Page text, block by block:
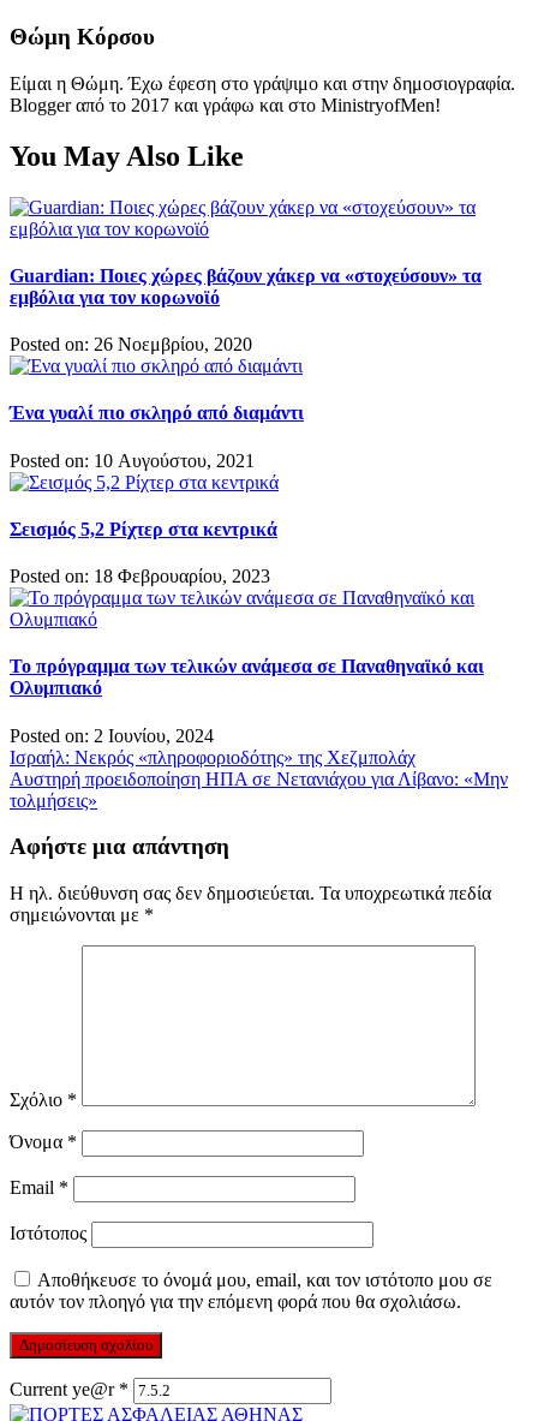
Θώμη Κόρσου
Είμαι η Θώμη. Έχω έφεση στο γράψιμο και στην δημοσιογραφία.
Blogger από το 2017 και γράφω και στο MinistryofMen!
You May Also Like
Guardian: Ποιες χώρες βάζουν χάκερ να «στοχεύσουν» τα
εμβόλια για τον κορωνοϊό
Posted on: 26 Νοεμβρίου, 2020
Ένα γυαλί πιο σκληρό από διαμάντι
Posted on: 10 Αυγούστου, 2021
Σεισμός 5,2 Ρίχτερ στα κεντρικά
Posted on: 18 Φεβρουαρίου, 2023
Το πρόγραμμα των τελικών ανάμεσα σε Παναθηναϊκό και
Ολυμπιακό
Posted on: 2 Ιουνίου, 2024
Πλοήγηση
άρθρων
Ισραήλ: Νεκρός «πληροφοριοδότης» της Χεζμπολάχ
Αυστηρή προειδοποίηση ΗΠΑ σε Νετανιάχου για Λίβανο: «Μην
τολμήσεις»
Αφήστε μια απάντηση
Η ηλ. διεύθυνση σας δεν δημοσιεύεται. Τα υποχρεωτικά πεδία
σημειώνονται με *
Σχόλιο *
Όνομα *
Email *
Ιστότοπος
Αποθήκευσε το όνομά μου, email, και τον ιστότοπο μου σε
αυτόν τον πλοηγό για την επόμενη φορά που θα σχολιάσω.
Current ye@r *